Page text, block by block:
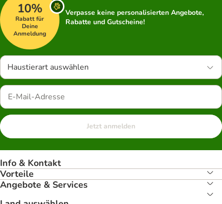
10%
Rabatt für
Deine
Anmeldung
Verpasse keine personalisierten Angebote,
Rabatte und Gutscheine!
Haustierart auswählen
Jetzt anmelden
Info & Kontakt
Vorteile
Angebote & Services